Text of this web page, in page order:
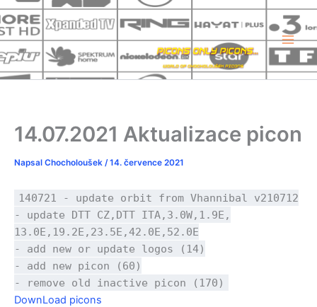
Přeskočit
na
obsah
14.07.2021 Aktualizace picon
Napsal Chocholoušek /14. července 2021
140721 - update orbit from Vhannibal v210712
- update DTT CZ,DTT ITA,3.0W,1.9E,
13.0E,19.2E,23.5E,42.0E,52.0E
- add new or update logos (14)
- add new picon (60)
- remove old inactive picon (170)
DownLoad picons